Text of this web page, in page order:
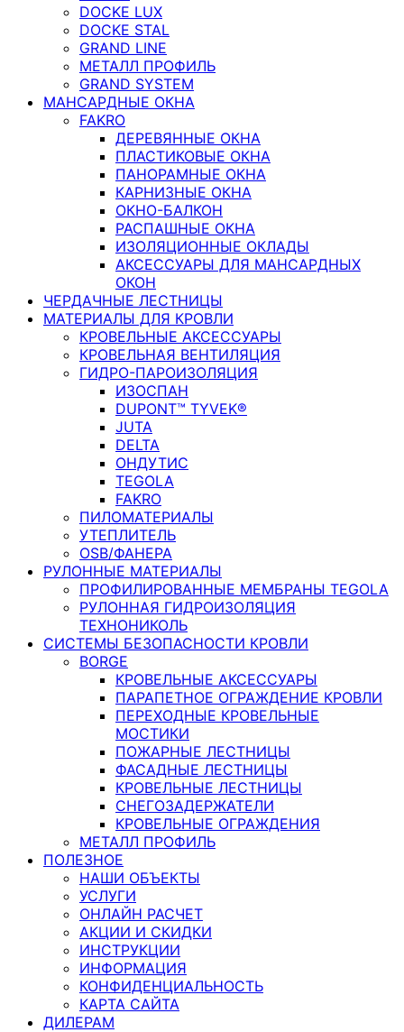
DOCKE LUX
DOCKE STAL
GRAND LINE
МЕТАЛЛ ПРОФИЛЬ
GRAND SYSTEM
МАНСАРДНЫЕ ОКНА
FAKRO
ДЕРЕВЯННЫЕ ОКНА
ПЛАСТИКОВЫЕ ОКНА
ПАНОРАМНЫЕ ОКНА
КАРНИЗНЫЕ ОКНА
ОКНО-БАЛКОН
РАСПАШНЫЕ ОКНА
ИЗОЛЯЦИОННЫЕ ОКЛАДЫ
АКСЕССУАРЫ ДЛЯ МАНСАРДНЫХ
ОКОН
ЧЕРДАЧНЫЕ ЛЕСТНИЦЫ
МАТЕРИАЛЫ ДЛЯ КРОВЛИ
КРОВЕЛЬНЫЕ АКСЕССУАРЫ
КРОВЕЛЬНАЯ ВЕНТИЛЯЦИЯ
ГИДРО-ПАРОИЗОЛЯЦИЯ
ИЗОСПАН
DUPONT™ TYVEK®
JUTA
DELTA
ОНДУТИС
TEGOLA
FAKRO
ПИЛОМАТЕРИАЛЫ
УТЕПЛИТЕЛЬ
OSB/ФАНЕРА
РУЛОННЫЕ МАТЕРИАЛЫ
ПРОФИЛИРОВАННЫЕ МЕМБРАНЫ TEGOLA
РУЛОННАЯ ГИДРОИЗОЛЯЦИЯ
ТЕХНОНИКОЛЬ
СИСТЕМЫ БЕЗОПАСНОСТИ КРОВЛИ
BORGE
КРОВЕЛЬНЫЕ АКСЕССУАРЫ
ПАРАПЕТНОЕ ОГРАЖДЕНИЕ КРОВЛИ
ПЕРЕХОДНЫЕ КРОВЕЛЬНЫЕ
МОСТИКИ
ПОЖАРНЫЕ ЛЕСТНИЦЫ
ФАСАДНЫЕ ЛЕСТНИЦЫ
КРОВЕЛЬНЫЕ ЛЕСТНИЦЫ
СНЕГОЗАДЕРЖАТЕЛИ
КРОВЕЛЬНЫЕ ОГРАЖДЕНИЯ
МЕТАЛЛ ПРОФИЛЬ
ПОЛЕЗНОЕ
НАШИ ОБЪЕКТЫ
УСЛУГИ
ОНЛАЙН РАСЧЕТ
АКЦИИ И СКИДКИ
ИНСТРУКЦИИ
ИНФОРМАЦИЯ
КОНФИДЕНЦИАЛЬНОСТЬ
КАРТА САЙТА
ДИЛЕРАМ